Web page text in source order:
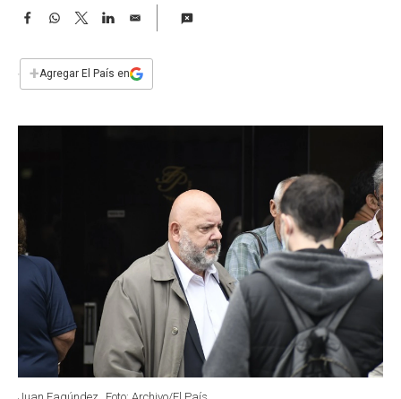
F
e
b
W
s
T
w
t
L
E
i
l
+Agregar El País en
Juan Fagúndez. Foto: Archivo/El País